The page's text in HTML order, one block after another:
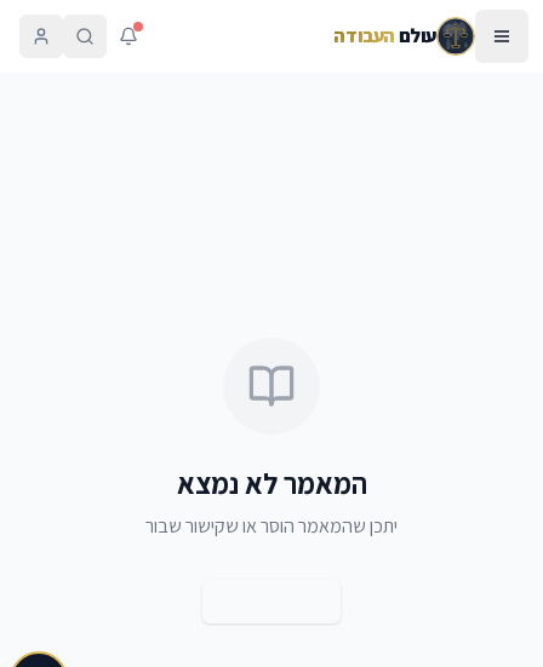
עולםהעבודה
המאמר לא נמצא
יתכן שהמאמר הוסר או שקישור שבור